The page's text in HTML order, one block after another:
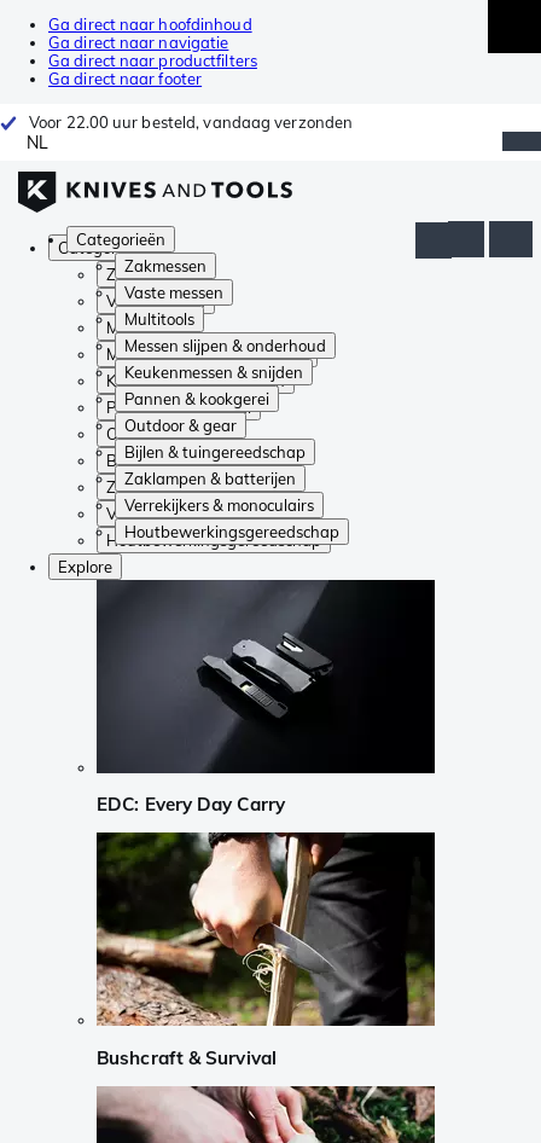
Ga direct naar hoofdinhoud
Ga direct naar navigatie
Ga direct naar productfilters
Ga direct naar footer
Voor 22.00 uur besteld, vandaag verzonden
NL
Categorieën
Zakmessen
Vaste messen
Multitools
Messen slijpen & onderhoud
Keukenmessen & snijden
Pannen & kookgerei
Outdoor & gear
Bijlen & tuingereedschap
Zaklampen & batterijen
Verrekijkers & monoculairs
Houtbewerkingsgereedschap
Categorieën
Zakmessen
Vaste messen
Multitools
Messen slijpen & onderhoud
Keukenmessen & snijden
Pannen & kookgerei
Outdoor & gear
Bijlen & tuingereedschap
Zaklampen & batterijen
Verrekijkers & monoculairs
Houtbewerkingsgereedschap
Explore
EDC: Every Day Carry
Bushcraft & Survival